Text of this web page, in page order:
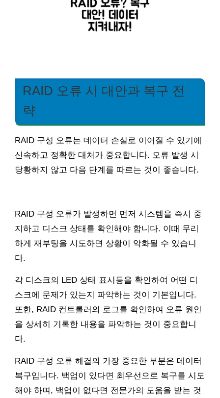
RAID 오류 시 대안과 복구 전
략
RAID 구성 오류는 데이터 손실로 이어질 수 있기에
신속하고 정확한 대처가 중요합니다. 오류 발생 시
당황하지 않고 다음 단계를 따르는 것이 좋습니다.
RAID 구성 오류가 발생하면 먼저 시스템을 즉시 중
지하고 디스크 상태를 확인해야 합니다. 이때 무리
하게 재부팅을 시도하면 상황이 악화될 수 있습니
다.
각 디스크의 LED 상태 표시등을 확인하여 어떤 디
스크에 문제가 있는지 파악하는 것이 기본입니다.
또한, RAID 컨트롤러의 로그를 확인하여 오류 원인
을 상세히 기록한 내용을 파악하는 것이 중요합니
다.
RAID 구성 오류 해결의 가장 중요한 부분은 데이터
복구입니다. 백업이 있다면 최우선으로 복구를 시도
해야 하며, 백업이 없다면 전문가의 도움을 받는 것